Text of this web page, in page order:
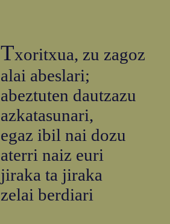
Txoritxua, zu zagoz
alai abeslari;
abeztuten dautzazu
azkatasunari,
egaz ibil nai dozu
aterri naiz euri
jiraka ta jiraka
zelai berdiari